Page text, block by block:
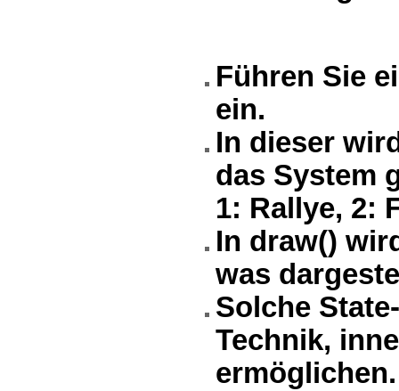
Führen Sie
ein.
In dieser
das System
1: Rallye, 2:
In draw()
was
Solche
Technik,
ermöglichen.